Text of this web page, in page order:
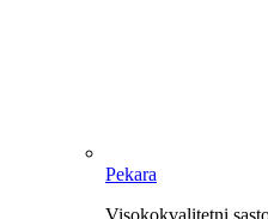
Pekara
Visokokvalitetni